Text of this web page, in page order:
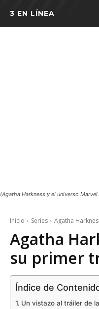
3 EN LÍNEA
(Agatha Harkness y el universo
Inicio Series Agatha
Agatha
su primer
Índice de
Un vistazo al tráiler de